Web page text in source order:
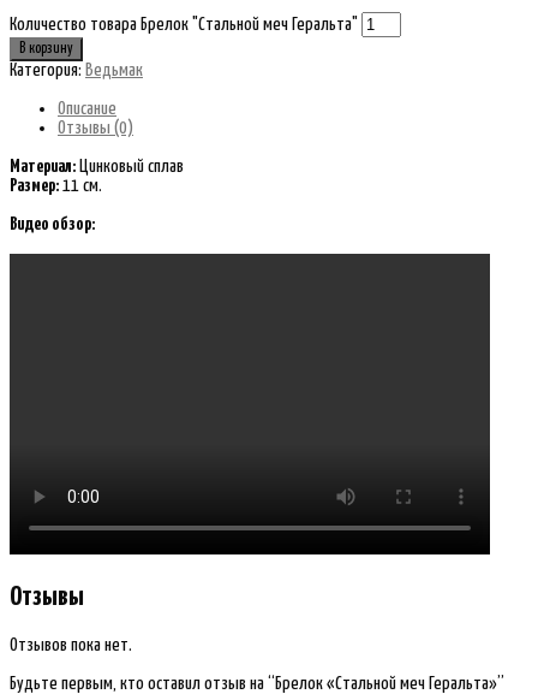
Количество товара Брелок "Стальной меч Геральта"
В корзину
Категория: Ведьмак
Описание
Отзывы (0)
Материал: Цинковый сплав
Размер: 11 см.
Видео обзор:
Отзывы
Отзывов пока нет.
Будьте первым, кто оставил отзыв на “Брелок «Стальной меч Геральта»”